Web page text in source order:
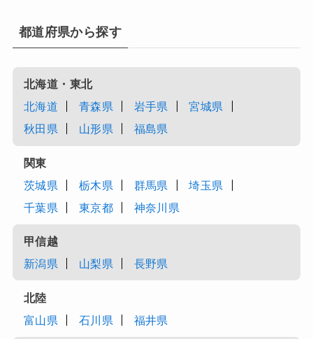
都道府県から探す
北海道・東北
北海道
青森県 岩手県
宮城県
秋田県
山形県 福島県
関東
茨城県
栃木県 群馬県
埼玉県
千葉県
東京都 神奈川県
甲信越
新潟県
山梨県 長野県
北陸
富山県
石川県 福井県